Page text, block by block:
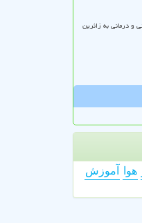
و درمانی به زائرین
هوا
آموزش